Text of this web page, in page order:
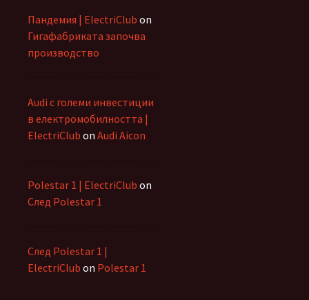
Пандемия | ElectriClub on
Гигафабриката започва
производство
Audi с големи инвестиции
в електромобилността |
ElectriClub on Audi Aicon
Polestar 1 | ElectriClub on
След Polestar 1
След Polestar 1 |
ElectriClub on Polestar 1